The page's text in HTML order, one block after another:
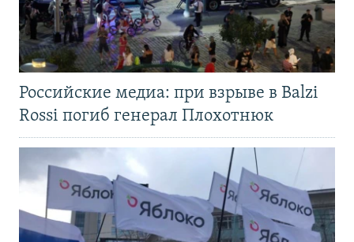
Российские медиа: при взрыве в Balzi
Rossi погиб генерал Плохотнюк